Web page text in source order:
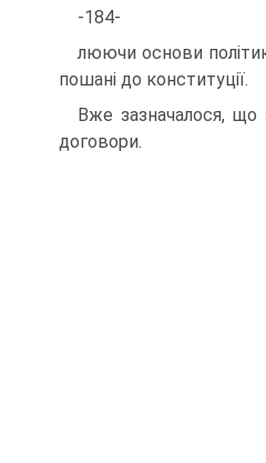
-184-
люючи основи
пошані до конституції.
Вже зазначалося, що
договори.